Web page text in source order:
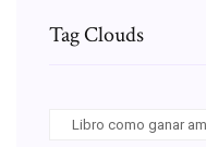
Tag Clouds
Libro como ganar